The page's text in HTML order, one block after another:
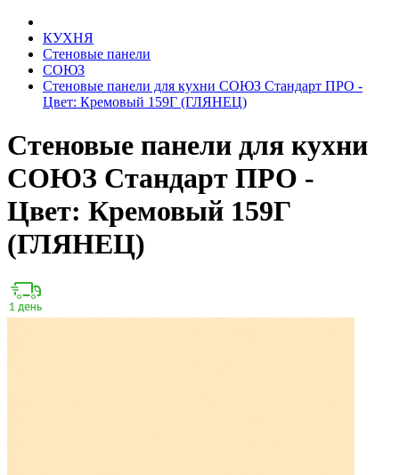
КУХНЯ
Стеновые панели
СОЮЗ
Стеновые панели для кухни СОЮЗ Стандарт ПРО -
Цвет: Кремовый 159Г (ГЛЯНЕЦ)
Стеновые панели для кухни
СОЮЗ Стандарт ПРО -
Цвет: Кремовый 159Г
(ГЛЯНЕЦ)